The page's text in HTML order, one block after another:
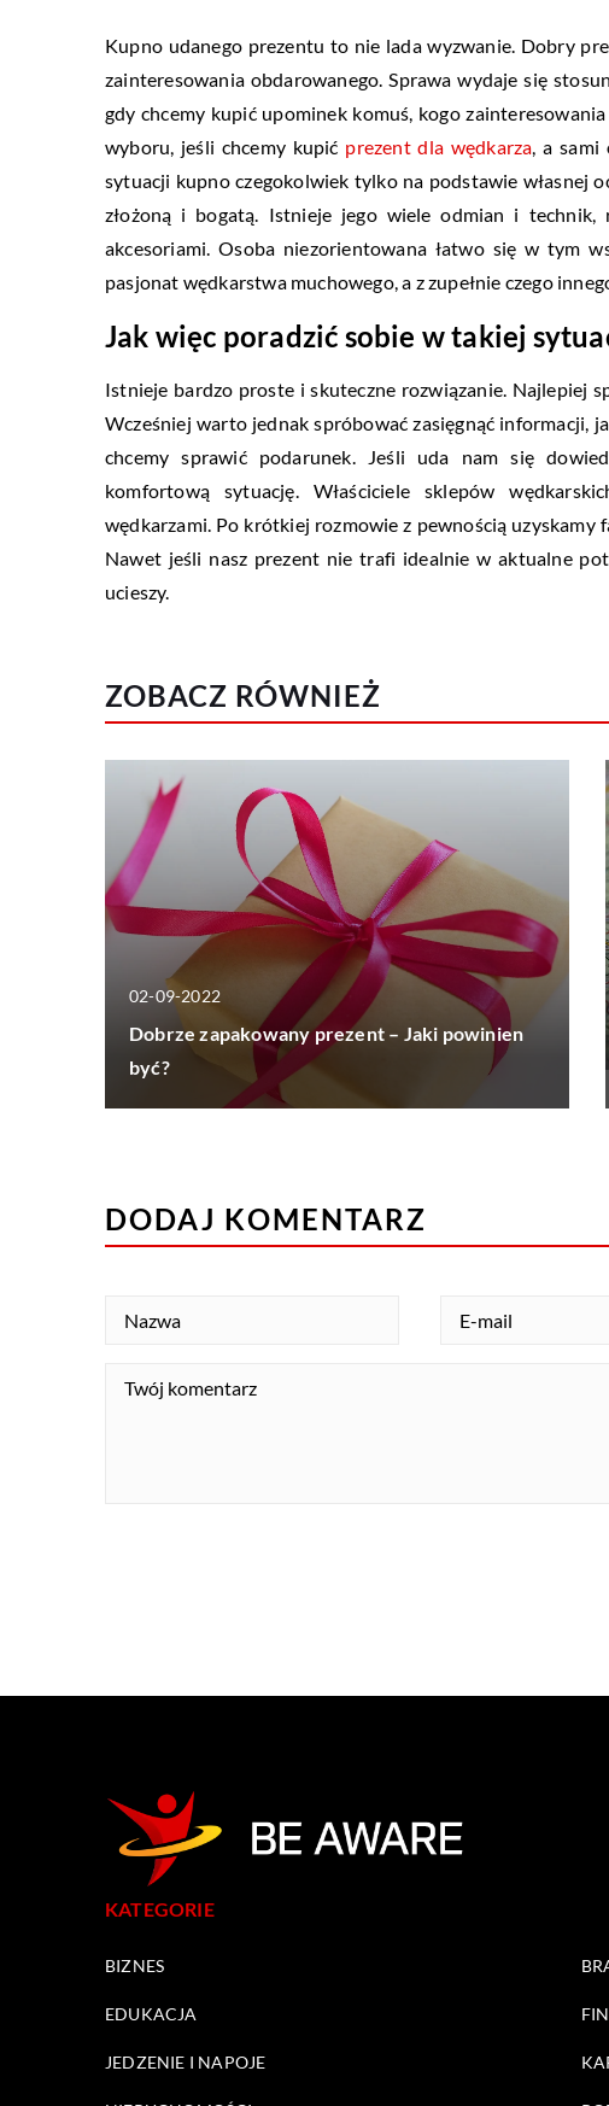
Kupno udanego prezentu to nie lada wyzwanie. Dobry
zainteresowania obdarowanego. Sprawa wydaje się
gdy chcemy kupić upominek komuś, kogo
wyboru, jeśli chcemy kupić prezent dla wędkarza, a sami
sytuacji kupno czegokolwiek tylko na podstawie własnej
złożoną i bogatą. Istnieje jego wiele odmian i
akcesoriami. Osoba niezorientowana łatwo się w tym
pasjonat wędkarstwa muchowego, a z zupełnie czego
Jak więc poradzić sobie w takiej
Istnieje bardzo proste i skuteczne rozwiązanie. Najlepiej
Wcześniej warto jednak spróbować zasięgnąć informacji,
chcemy sprawić podarunek. Jeśli uda nam się
komfortową sytuację. Właściciele sklepów
wędkarzami. Po krótkiej rozmowie z pewnością
Nawet jeśli nasz prezent nie trafi idealnie w aktualne
ucieszy.
ZOBACZ RÓWNIEŻ
02-09-2022
Dobrze zapakowany prezent – Jaki powinien
być?
DODAJ KOMENTARZ
KATEGORIE
BIZNES
EDUKACJA
JEDZENIE I NAPOJE